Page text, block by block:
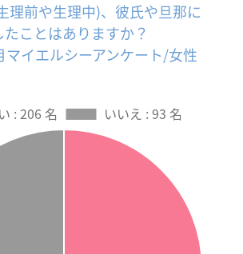
理前や生理中)、彼氏や旦那に
ことはありますか？
マイエルシーアンケート/女性